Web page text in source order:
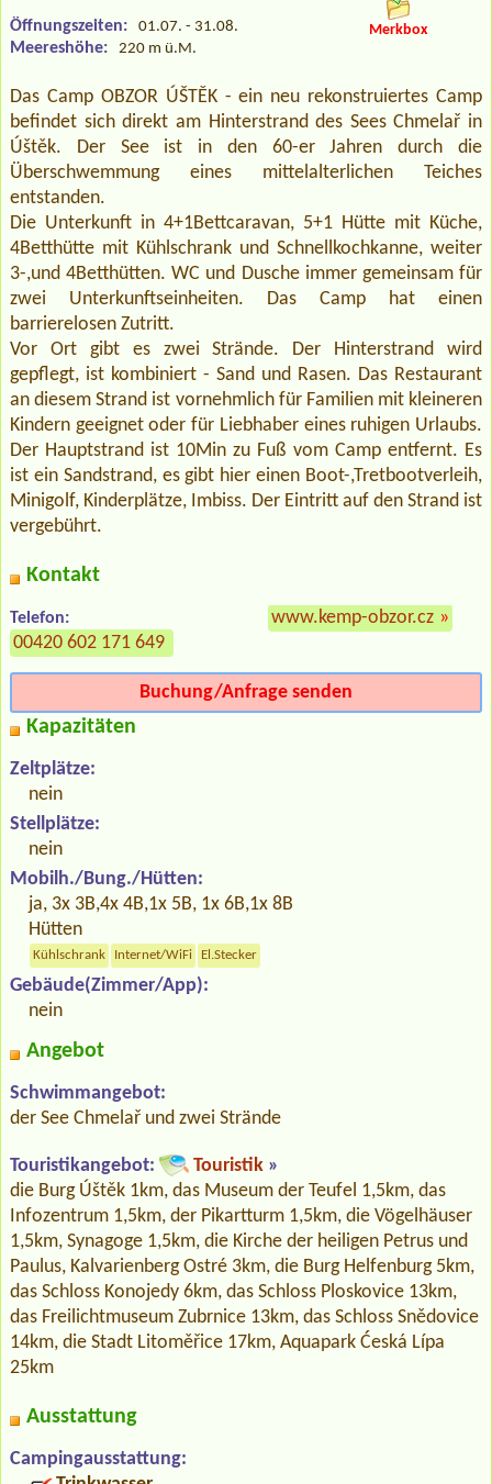
Öffnungszeiten: 01.07. - 31.08.
Meereshöhe: 220 m ü.M.
Merkbox
Das Camp OBZOR ÚŠTĚK - ein neu rekonstruiertes Camp
befindet sich direkt am Hinterstrand des Sees Chmelař in
Úštěk. Der See ist in den 60-er Jahren durch die
Überschwemmung eines mittelalterlichen Teiches
entstanden.
Die Unterkunft in 4+1Bettcaravan, 5+1 Hütte mit Küche,
4Betthütte mit Kühlschrank und Schnellkochkanne, weiter
3-,und 4Betthütten. WC und Dusche immer gemeinsam für
zwei Unterkunftseinheiten. Das Camp hat einen
barrierelosen Zutritt.
Vor Ort gibt es zwei Strände. Der Hinterstrand wird
gepflegt, ist kombiniert - Sand und Rasen. Das Restaurant
an diesem Strand ist vornehmlich für Familien mit kleineren
Kindern geeignet oder für Liebhaber eines ruhigen Urlaubs.
Der Hauptstrand ist 10Min zu Fuß vom Camp entfernt. Es
ist ein Sandstrand, es gibt hier einen Boot-,Tretbootverleih,
Minigolf, Kinderplätze, Imbiss. Der Eintritt auf den Strand ist
vergebührt.
Kontakt
Telefon:
00420 602 171 649
www.kemp-obzor.cz »
Buchung/Anfrage senden
Kapazitäten
Zeltplätze:
nein
Stellplätze:
nein
Mobilh./Bung./Hütten:
ja, 3x 3B,4x 4B,1x 5B, 1x 6B,1x 8B
Hütten
Kühlschrank Internet/WiFi El.Stecker
Gebäude(Zimmer/App):
nein
Angebot
Schwimmangebot:
der See Chmelař und zwei Strände
Touristikangebot: Touristik »
die Burg Úštěk 1km, das Museum der Teufel 1,5km, das
Infozentrum 1,5km, der Pikartturm 1,5km, die Vögelhäuser
1,5km, Synagoge 1,5km, die Kirche der heiligen Petrus und
Paulus, Kalvarienberg Ostré 3km, die Burg Helfenburg 5km,
das Schloss Konojedy 6km, das Schloss Ploskovice 13km,
das Freilichtmuseum Zubrnice 13km, das Schloss Snědovice
14km, die Stadt Litoměřice 17km, Aquapark Ćeská Lípa
25km
Ausstattung
Campingausstattung: